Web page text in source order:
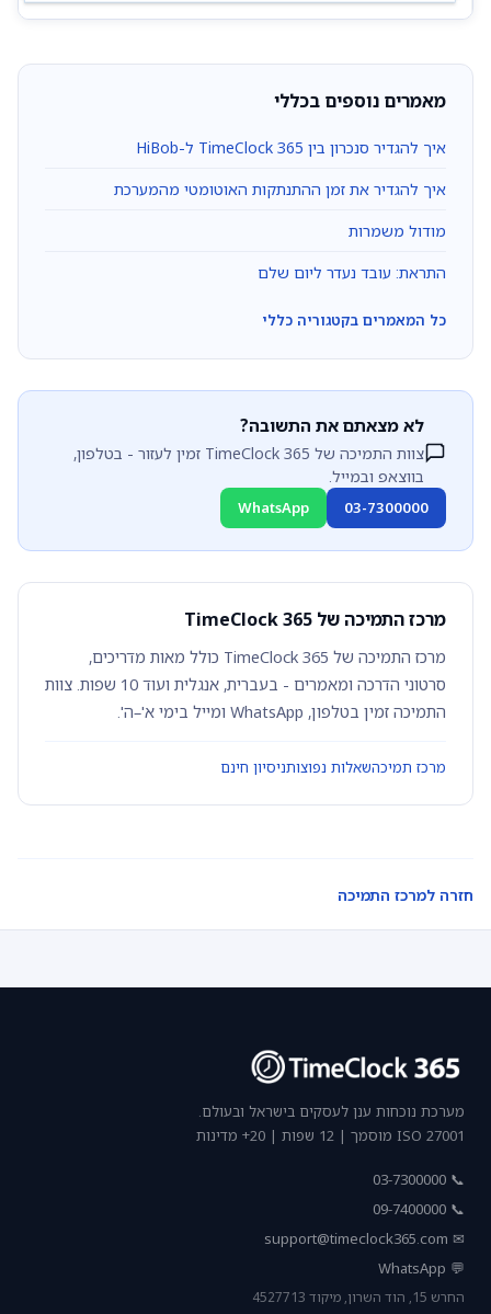
מאמרים נוספים בכללי
איך להגדיר סנכרון בין TimeClock 365 ל-HiBob
איך להגדיר את זמן ההתנתקות האוטומטי מהמערכת
מודול משמרות
התראת: עובד נעדר ליום שלם
כל המאמרים בקטגוריה כללי
לא מצאתם את התשובה?
צוות התמיכה של TimeClock 365 זמין לעזור - בטלפון,
בווצאפ ובמייל.
03-7300000
WhatsApp
מרכז התמיכה של TimeClock 365
מרכז התמיכה של TimeClock 365 כולל מאות מדריכים,
סרטוני הדרכה ומאמרים - בעברית, אנגלית ועוד 10 שפות. צוות
התמיכה זמין בטלפון, WhatsApp ומייל בימי א'–ה'.
מרכז תמיכהשאלות נפוצותניסיון חינם
חזרה למרכז התמיכה
מערכת נוכחות ענן לעסקים בישראל ובעולם.
ISO 27001 מוסמך | 12 שפות | 20+ מדינות
📞 03-7300000
📞 09-7400000
✉
support@timeclock365.com
💬 WhatsApp
החרש 15, הוד השרון, מיקוד 4527713